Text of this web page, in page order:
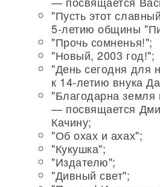
"Пусть этот
5-летию общины
"Прочь сомненья!";
"Новый, 2003 год!";
"День сегодня
к 14-летию внука
"Благодарна
— посвящается
Качину;
"Об охах и ахах";
"Кукушка";
"Издателю";
"Дивный свет";